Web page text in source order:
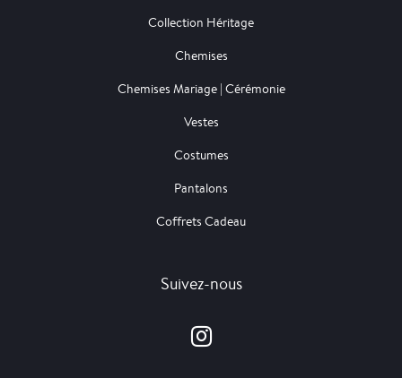
Collection Héritage
Chemises
Chemises Mariage | Cérémonie
Vestes
Costumes
Pantalons
Coffrets Cadeau
Suivez-nous